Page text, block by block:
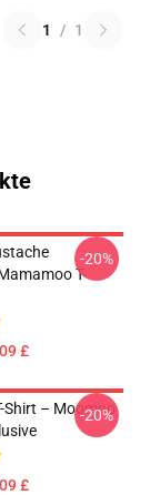
1 / 1
T-
£
-20%
Shirt – Moomoo
£
-20%